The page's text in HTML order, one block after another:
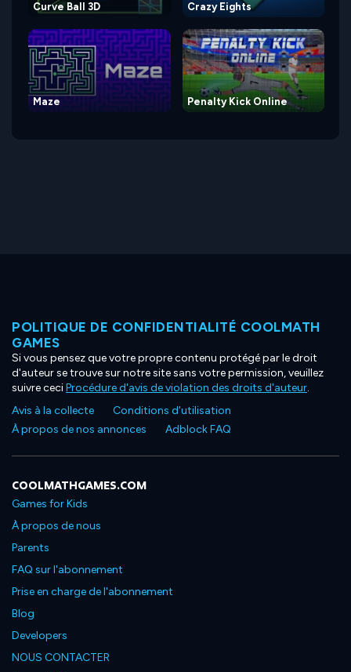
Curve Ball 3D Crazy Eights
Maze Penalty Kick Online
POLITIQUE DE CONFIDENTIALITÉ COOLMATH
GAMES
Si vous pensez que votre propre contenu protégé par le droit
d'auteur se trouve sur notre site sans votre permission, veuillez
suivre ceciProcédure d'avis de violation des droits d'auteur.
Avis à la collecte
Conditions d'utilisation
À propos de nos annonces
Adblock FAQ
COOLMATHGAMES.COM
Games for Kids
À propos de nous
Parents
FAQ sur l'abonnement
Prise en charge de l'abonnement
Blog
Developers
NOUS CONTACTER